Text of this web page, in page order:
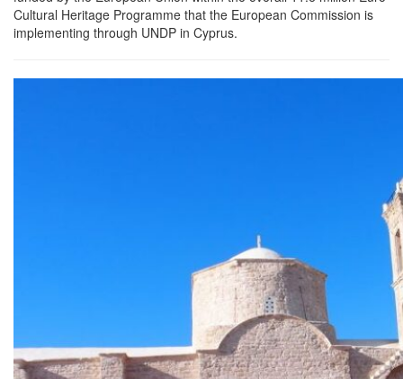
Cultural Heritage Programme that the European Commission is
implementing through UNDP in Cyprus.